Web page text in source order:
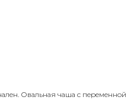
Овальная чаша с переменной